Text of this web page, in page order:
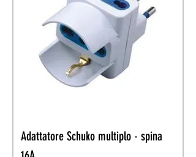
Adattatore Schuko multiplo - spina